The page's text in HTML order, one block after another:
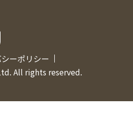
ーポリシー
All rights reserved.